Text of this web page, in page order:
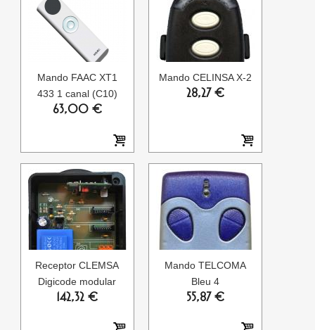
Mando FAAC XT1
433 1 canal (C10)
63,00 €
Mando CELINSA X-2
28,27 €
Receptor CLEMSA
Digicode modular
142,32 €
Mando TELCOMA
Bleu 4
55,87 €